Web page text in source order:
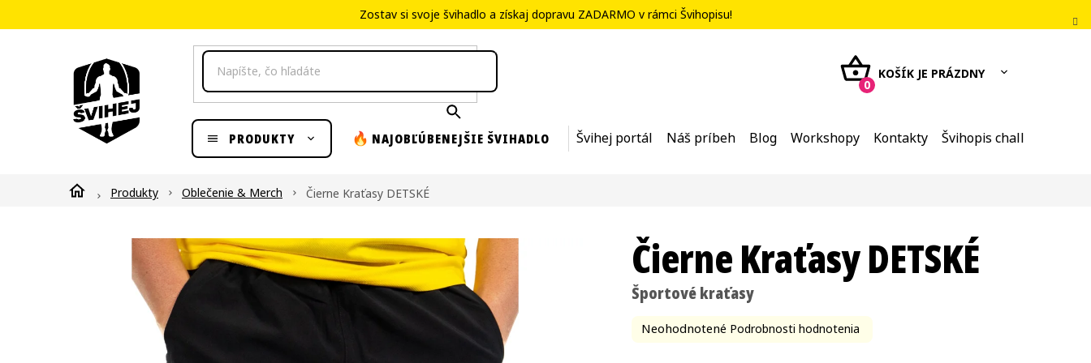
na
Zostav si svoje švihadlo a získaj dopravu ZADARMO v rámci Švihopisu!
NÁKUPNÝ
KOŠÍK
PRODUKTY NAJOBĽÚBENEJŠIE ŠVIHADLO Švihej portál Náš príbeh Blog Workshopy Kontakty Švihopis challenge
DomovProdukty Oblečenie & Merch Čierne Kraťasy DETSKÉ
Čierne Kraťasy DETSKÉ
Športové kraťasy
Priemerné
Neohodnotené Podrobnosti hodnotenia